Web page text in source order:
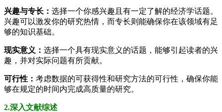
兴趣与专长： 选择一个你感兴趣且有一定了解的经济学话题。
兴趣可以激发你的研究热情，而专长则能确保你在该领域有足
够的知识基础。
现实意义： 选择一个具有现实意义的话题，能够引起读者的兴
趣，并对实际问题有所贡献。
可行性： 考虑数据的可获得性和研究方法的可行性，确保你能
够在规定的时间内完成高质量的研究。
2.深入文献综述